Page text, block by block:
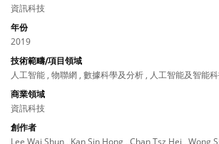
資訊科技
年份
2019
技術範疇/項目領域
人工智能 , 物聯網 , 數據科學及分析 , 人工智能及智能
商業領域
資訊科技
創作者
Lee Wai Shun , Kan Sin Hong , Chan Tsz Hei , Wong